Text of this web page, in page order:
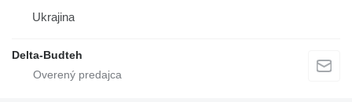
Ukrajina
Delta-Budteh